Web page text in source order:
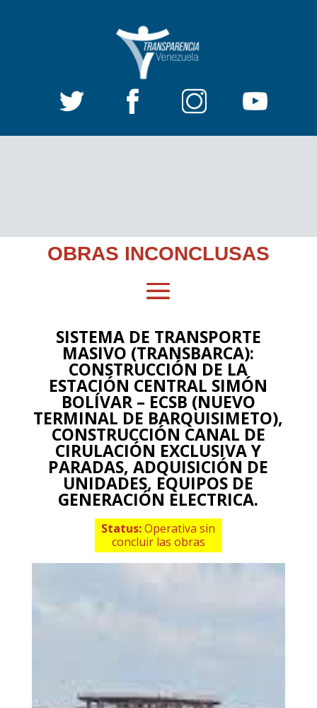
OBRAS INCONCLUSAS
SISTEMA DE TRANSPORTE
MASIVO (TRANSBARCA):
CONSTRUCCIÓN DE LA
ESTACIÓN CENTRAL SIMÓN
BOLÍVAR – ECSB (NUEVO
TERMINAL DE BARQUISIMETO),
CONSTRUCCIÓN CANAL DE
CIRULACIÓN EXCLUSIVA Y
PARADAS, ADQUISICIÓN DE
UNIDADES, EQUIPOS DE
GENERACIÓN ELECTRICA.
Status:Operativa sin
concluir las obras